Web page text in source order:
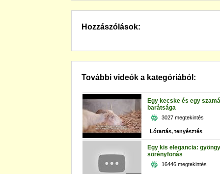
Hozzászólások:
További videók a kategóriából:
Egy kecske és egy
barátsága
3027 megtekintés
Lótartás, tenyésztés
Egy kis elegancia:
sörényfonás
16446 megtekintés